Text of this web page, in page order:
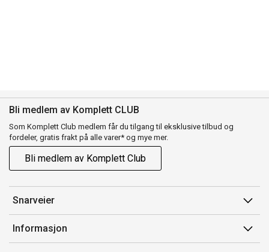
Bli medlem av Komplett CLUB
Som Komplett Club medlem får du tilgang til eksklusive tilbud og
fordeler, gratis frakt på alle varer* og mye mer.
Bli medlem av Komplett Club
Snarveier
Min side
Ordreoversikt
Informasjon